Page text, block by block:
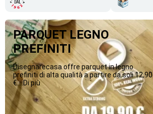
PARQUET LEGNO
PREFINITI
Disegnarecasa offre parquet in legno
prefiniti di alta qualità a partire da soli 12,90
€....Di più